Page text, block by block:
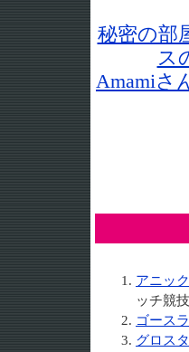
秘密の部
ス
Amamiさ
アニッ
ッチ競
ゴース
グロス